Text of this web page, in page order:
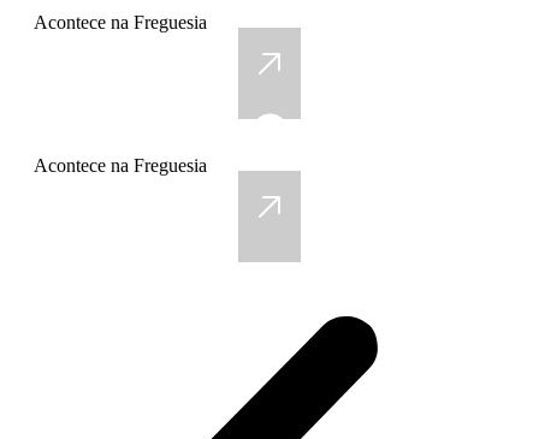
Acontece na Freguesia
Acontece na Freguesia